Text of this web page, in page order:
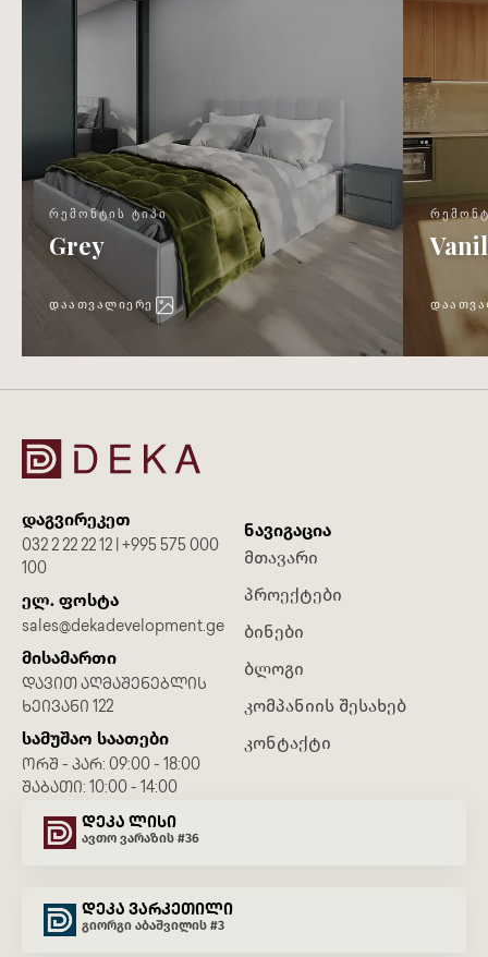
ᲠᲔᲛᲝᲜᲢᲘᲡ ᲢᲘᲞᲘ
Grey
ᲓᲐᲐᲗᲕᲐᲚᲘᲔᲠᲔ
დაგვირეკეთ
032 2 22 22 12 | +995 575 000
100
ელ. ფოსტა
sales@dekadevelopment.ge
მისამართი
ᲓᲐᲕᲘᲗ ᲐᲦᲛᲐᲨᲔᲜᲔᲑᲚᲘᲡ
ᲮᲔᲘᲕᲐᲜᲘ 122
სამუშაო საათები
ᲝᲠᲨ - ᲞᲐᲠ: 09:00 - 18:00
ᲨᲐᲑᲐᲗᲘ: 10:00 - 14:00
ნავიგაცია
მთავარი
პროექტები
ბინები
ბლოგი
კომპანიის შესახებ
კონტაქტი
დეკა ლისი
ავთო ვარაზის #36
დეკა ვარკეთილი
გიორგი აბაშვილის #3